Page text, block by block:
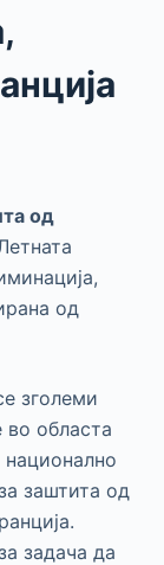
од
од
зголеми
областа
национално
заштита од
задача да